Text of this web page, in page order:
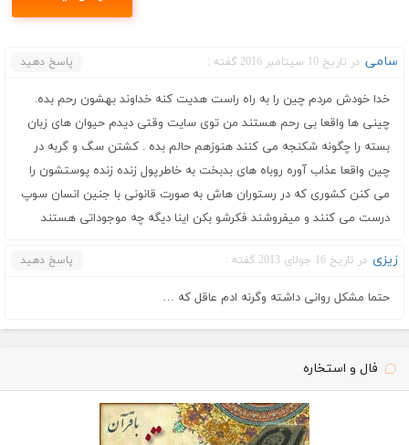
سامی در تاریخ 10 سپتامبر 2016 گفته : پاسخ دهید
خدا خودش مردم چین را به راه راست هدیت کنه خداوند بهشون رحم بده.
چینی ها واقعا بی رحم هستند من توی سایت وقتی دیدم حیوان های زبان
بسته را چگونه شکنجه می کنند هنوزهم حالم بده . کشتن سگ و گربه در
چین واقعا عذاب آوره روباه های بدبخت به خاطرپول زنده زنده پوستشون را
می کنن کشوری که در رستوران هاش به صورت قانونی با جنین انسان سوپ
درست می کنند و میفروشند فکرشو بکن اینا دیگه چه موجوداتی هستند
زیزی در تاریخ 16 جولای 2013 گفته : پاسخ دهید
حتما مشکل روانی داشته وگرنه ادم عاقل که …
فال و استخاره